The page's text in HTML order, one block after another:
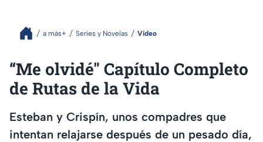
a más+ Series y Novelas Video
“Me olvidé" Capítulo Completo
de Rutas de la Vida
Esteban y Crispín, unos compadres que
intentan relajarse después de un pesado día,